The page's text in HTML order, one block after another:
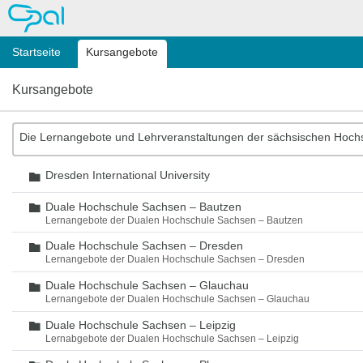
OPAL
Startseite Kursangebote
Kursangebote
Die Lernangebote und Lehrveranstaltungen der sächsischen
Ordner
Dresden International University
Ordner
Duale Hochschule Sachsen – Bautzen
Lernangebote der Dualen Hochschule Sachsen – Bautzen
Ordner
Duale Hochschule Sachsen – Dresden
Lernangebote der Dualen Hochschule Sachsen – Dresden
Ordner
Duale Hochschule Sachsen – Glauchau
Lernangebote der Dualen Hochschule Sachsen – Glauchau
Ordner
Duale Hochschule Sachsen – Leipzig
Lernabgebote der Dualen Hochschule Sachsen – Leipzig